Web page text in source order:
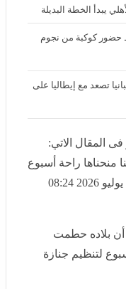
وحشة أوي.. وكلنا صوت
بالصحافة والإعلام
يبدأ الخطة البديلة
كوكبة من نجوم الفن
تصعد مع إيطاليا على